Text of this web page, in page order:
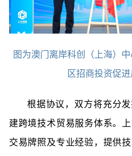
图为澳门离岸科创（上海）
区招商投资促
根据协议，双方将充分
建跨境技术贸易服务体系。
交易牌照及专业经验，提供